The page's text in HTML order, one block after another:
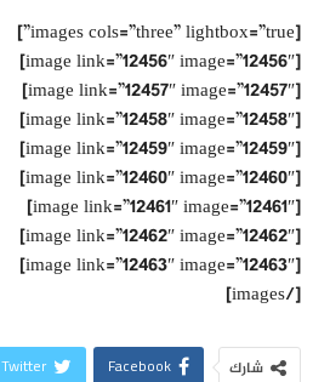
[images cols=”three” lightbox=”true”]
[image link=”12456″ image=”12456″]
[image link=”12457″ image=”12457″]
[image link=”12458″ image=”12458″]
[image link=”12459″ image=”12459″]
[image link=”12460″ image=”12460″]
[image link=”12461″ image=”12461″]
[image link=”12462″ image=”12462″]
[image link=”12463″ image=”12463″]
[/images]
شارك Facebook
Twitter